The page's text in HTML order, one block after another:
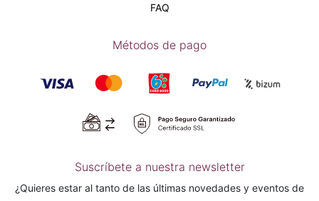
FAQ
Métodos de pago
Suscríbete a nuestra newsletter
¿Quieres estar al tanto de las últimas novedades y eventos de